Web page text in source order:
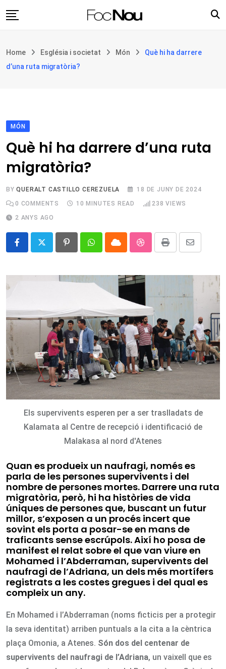
to
Filosofia i teologia
Botiga
Home Església i societat Món
Què hi ha darrere
d’una ruta migratòria?
MÓN
Què hi ha darrere d’una ruta
migratòria?
BYQUERALT CASTILLO CEREZUELA
18 DE JUNY DE 2024
0 COMMENTS 10 MINUTES READ 238 VIEWS
2 ANYS AGO
PinterestWhatsappCloud StumbleUpon
Print
Share
Email
Els supervivents esperen per a ser traslladats de
Kalamata al Centre de recepció i identificació de
Malakasa al nord d'Atenes
Quan es produeix un naufragi, només es
parla de les persones supervivents i del
nombre de persones mortes. Darrere una ruta
migratòria, però, hi ha històries de vida
úniques de persones que, buscant un futur
millor, s’exposen a un procés incert que
sovint els porta a posar-se en mans de
traficants sense escrúpols. Així ho posa de
manifest el relat sobre el que van viure en
Mohamed i l’Abderraman, supervivents del
naufragi de l’Adriana, un dels més mortífers
registrats a les costes gregues i del qual es
compleix un any.
En Mohamed i l’Abderraman (noms ficticis per a protegir
la seva identitat) arriben puntuals a la cita a la cèntrica
plaça Omonia, a Atenes. Són dos del centenar de
supervivents del naufragi de l ’Adriana, un vaixell que es